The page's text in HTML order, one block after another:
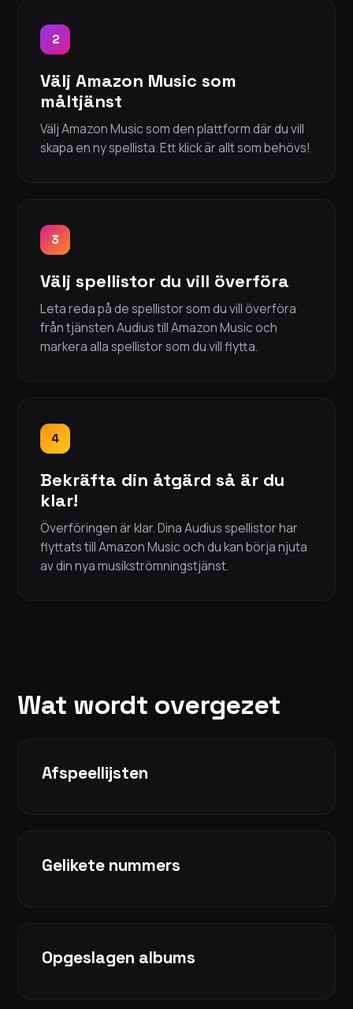
2
Välj Amazon Music som
måltjänst
Välj Amazon Music som den plattform där du vill
skapa en ny spellista. Ett klick är allt som behövs!
3
Välj spellistor du vill överföra
Leta reda på de spellistor som du vill överföra
från tjänsten Audius till Amazon Music och
markera alla spellistor som du vill flytta.
4
Bekräfta din åtgärd så är du
klar!
Överföringen är klar. Dina Audius spellistor har
flyttats till Amazon Music och du kan börja njuta
av din nya musikströmningstjänst.
Wat wordt overgezet
Afspeellijsten
Gelikete nummers
Opgeslagen albums